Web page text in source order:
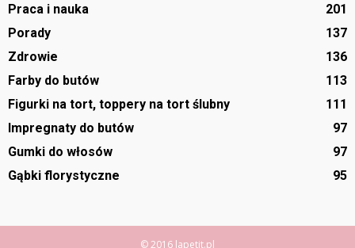
Praca i nauka
201
Porady
137
Zdrowie
136
Farby do butów
113
Figurki na tort, toppery na tort ślubny
111
Impregnaty do butów
97
Gumki do włosów
97
Gąbki florystyczne
95
© 2016 lapetit.pl